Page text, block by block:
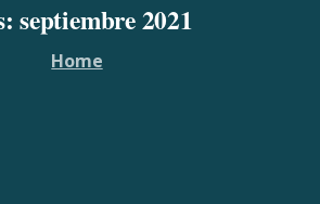
septiembre2021
Home